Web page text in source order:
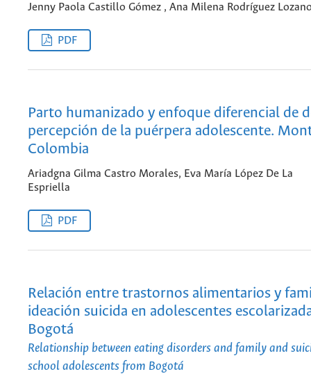
Jenny Paola Castillo Gómez , Ana Milena Rodríguez
PDF
Parto humanizado y enfoque diferencial de
percepción de la puérpera adolescente.
Colombia
Ariadgna Gilma Castro Morales, Eva María López De La
Espriella
PDF
Relación entre trastornos alimentarios y
ideación suicida en adolescentes
Bogotá
Relationship between eating disorders and family and
school adolescents from Bogotá